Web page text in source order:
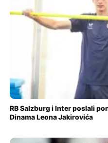
RB Salzburg i Inter poslali
Dinama Leona Jakirovića